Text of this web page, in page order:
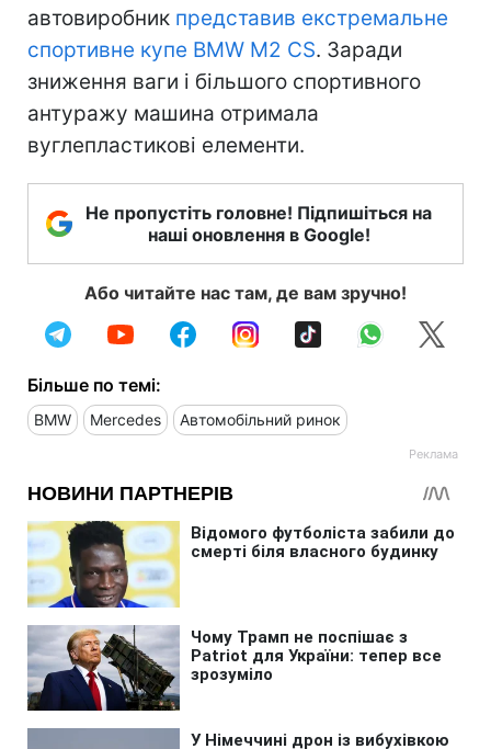
автовиробник представив екстремальне
спортивне купе BMW M2 CS. Заради
зниження ваги і більшого спортивного
антуражу машина отримала
вуглепластикові елементи.
Не пропустіть головне! Підпишіться на
наші оновлення в Google!
Або читайте нас там, де вам зручно!
Більше по темі:
BMW Mercedes Автомобільний ринок